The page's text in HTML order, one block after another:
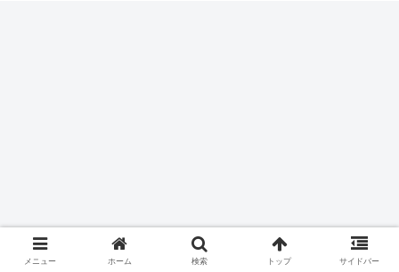
メニュー ホーム 検索 トップ サイドバー